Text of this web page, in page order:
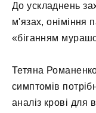
До ускладнень
м'язах, оніміння
«біганням
Тетяна
симптомів
аналіз крові для